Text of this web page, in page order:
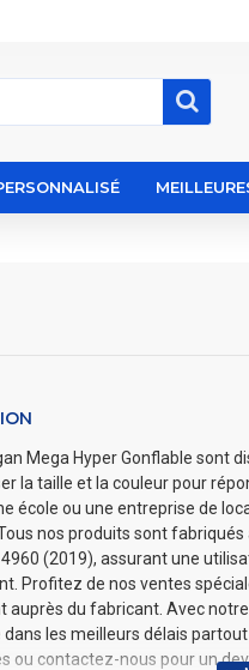
Mega Hyper Gonflable sont
la taille et la couleur pour
école ou une entreprise de
nos produits sont
(2019), assurant une
Profitez de nos ventes
auprès du fabricant. Avec
les meilleurs délais
ou contactez-nous pour un